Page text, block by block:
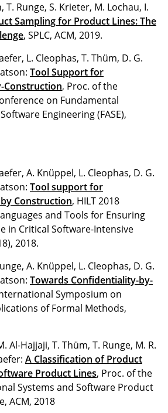
T. Runge, S. Krieter, M. Lochau, I.
Sampling for Product Lines: The
, SPLC, ACM, 2019.
L. Cleophas, T. Thüm, D. G.
Tool Support for
Construction, Proc. of the
on Fundamental
Engineering (FASE),
A. Knüppel, L. Cleophas, D. G.
Tool support for
Construction, HILT 2018
and Tools for Ensuring
in Critical Software-Intensive
2018.
A. Knüppel, L. Cleophas, D. G.
Towards Confidentiality-by-
Symposium on
of Formal Methods,
Al-Hajjaji, T. Thüm, T. Runge, M. R.
A Classification of Product
Product Lines, Proc. of the
Systems and Software Product
ACM, 2018